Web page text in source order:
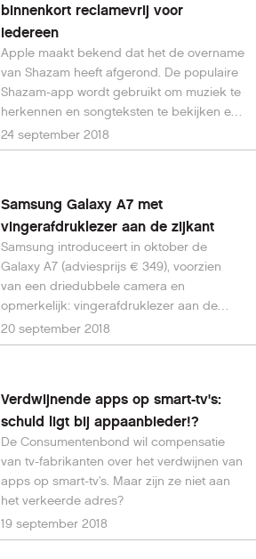
binnenkort reclamevrij voor
iedereen
Apple maakt bekend dat het de overname
van Shazam heeft afgerond. De populaire
Shazam-app wordt gebruikt om muziek te
herkennen en songteksten te bekijken en
is binnenkort reclamevrij te gebruiken
door iedereen.
24 september 2018
Samsung Galaxy A7 met
vingerafdruklezer aan de zijkant
Samsung introduceert in oktober de
Galaxy A7 (adviesprijs € 349), voorzien
van een driedubbele camera en
opmerkelijk: vingerafdruklezer aan de
zijkant.
20 september 2018
Verdwijnende apps op smart-tv's:
schuld ligt bij appaanbieder!?
De Consumentenbond wil compensatie
van tv-fabrikanten over het verdwijnen van
apps op smart-tv's. Maar zijn ze niet aan
het verkeerde adres?
19 september 2018